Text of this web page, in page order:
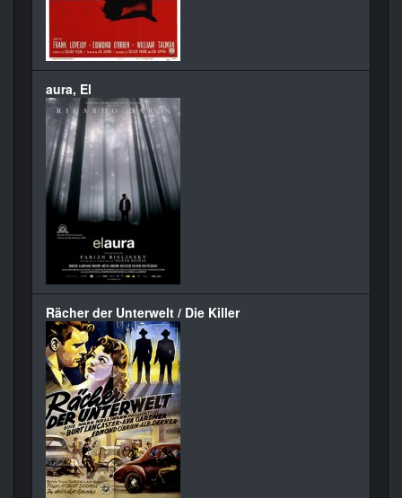
aura, El
Rächer der Unterwelt / Die Killer